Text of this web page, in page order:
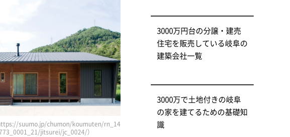
suumo.jp/chumon/koumuten/rn_14
jitsurei/jc_0024/）
3000万円台の分譲・建売
住宅を販売している岐阜の
建築会社一覧
3000万で土地付きの岐阜
の家を建てるための基礎知
識